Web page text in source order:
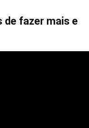
de fazer mais e